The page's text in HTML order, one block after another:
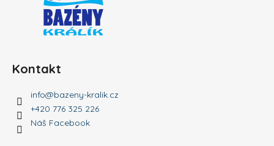
Kontakt
info@bazeny-kralik.cz
+420 776 325 226
Náš Facebook